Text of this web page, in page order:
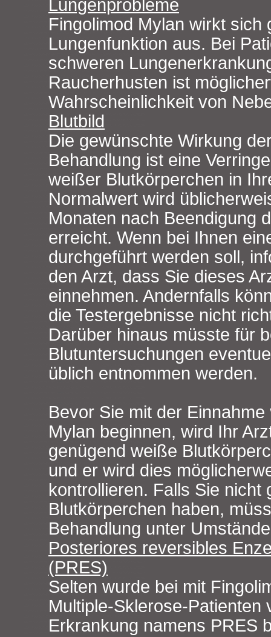
Lungenprobleme
Fingolimod Mylan wirkt sich
Lungenfunktion aus. Bei
schweren
Raucherhusten ist
Wahrscheinlichkeit von
Blutbild
Die gewünschte Wirkung
Behandlung ist eine
weißer Blutkörperchen in
Normalwert wird
Monaten nach Beendigung
erreicht. Wenn bei Ihnen
durchgeführt werden soll,
den Arzt, dass Sie dieses
einnehmen. Andernfalls
die Testergebnisse nicht
Darüber hinaus müsste für
Blutuntersuchungen
üblich entnommen werden.
Bevor Sie mit der
Mylan beginnen, wird Ihr
genügend weiße
und er wird dies
kontrollieren. Falls Sie nicht
Blutkörperchen haben,
Behandlung unter
Posteriores reversibles
(PRES)
Selten wurde bei mit
Multiple-Sklerose-Patienten
Erkrankung namens PRES